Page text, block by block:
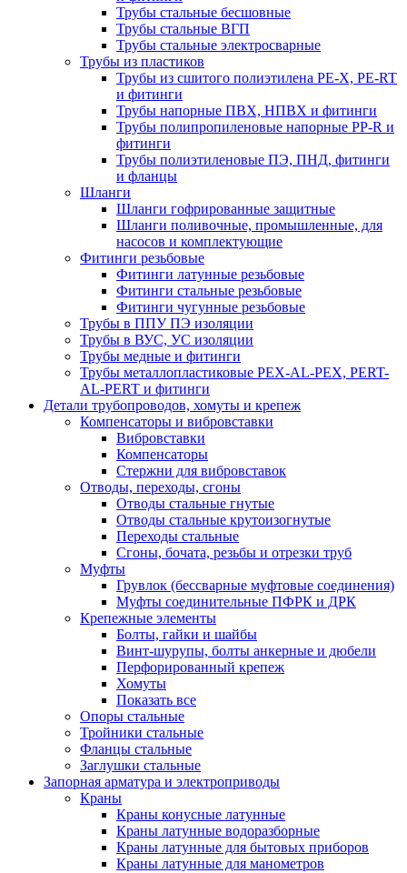
Трубы стальные бесшовные
Трубы стальные ВГП
Трубы стальные электросварные
Трубы из пластиков
Трубы из сшитого полиэтилена PE-X, PE-RT
и фитинги
Трубы напорные ПВХ, НПВХ и фитинги
Трубы полипропиленовые напорные PP-R и
фитинги
Трубы полиэтиленовые ПЭ, ПНД, фитинги
и фланцы
Шланги
Шланги гофрированные защитные
Шланги поливочные, промышленные, для
насосов и комплектующие
Фитинги резьбовые
Фитинги латунные резьбовые
Фитинги стальные резьбовые
Фитинги чугунные резьбовые
Трубы в ППУ ПЭ изоляции
Трубы в ВУС, УС изоляции
Трубы медные и фитинги
Трубы металлопластиковые PEX-AL-PEX, PERT-
AL-PERT и фитинги
Детали трубопроводов, хомуты и крепеж
Компенсаторы и вибровставки
Вибровставки
Компенсаторы
Стержни для вибровставок
Отводы, переходы, сгоны
Отводы стальные гнутые
Отводы стальные крутоизогнутые
Переходы стальные
Сгоны, бочата, резьбы и отрезки труб
Муфты
Грувлок (бессварные муфтовые соединения)
Муфты соединительные ПФРК и ДРК
Крепежные элементы
Болты, гайки и шайбы
Винт-шурупы, болты анкерные и дюбели
Перфорированный крепеж
Хомуты
Показать все
Опоры стальные
Тройники стальные
Фланцы стальные
Заглушки стальные
Запорная арматура и электроприводы
Краны
Краны конусные латунные
Краны латунные водоразборные
Краны латунные для бытовых приборов
Краны латунные для манометров